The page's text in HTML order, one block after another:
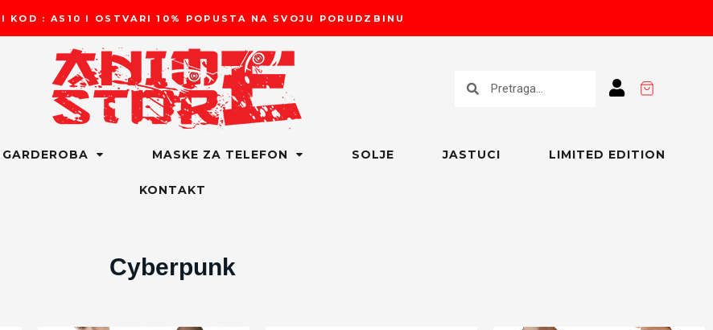
KOD : AS10 I OSTVARI 10% POPUSTA NA SVOJU PORUDZBINU
GARDEROBA MASKE ZA TELEFON SOLJE JASTUCI LIMITED EDITION
KONTAKT
Cyberpunk